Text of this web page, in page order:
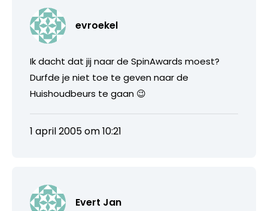
evroekel
Ik dacht dat jij naar de SpinAwards moest?
Durfde je niet toe te geven naar de
Huishoudbeurs te gaan 😉
1 april 2005 om 10:21
Evert Jan